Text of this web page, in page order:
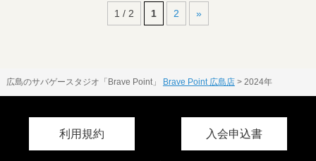
1 / 2 1 2 »
広島のサバゲースタジオ「Brave Point」 Brave Point 広島店> 2024年
利用規約 入会申込書